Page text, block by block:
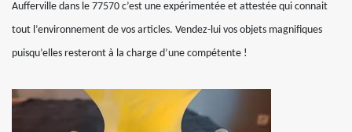
Aufferville dans le 77570 c’est une expérimentée et attestée qui connait
tout l’environnement de vos articles. Vendez-lui vos objets magnifiques
puisqu’elles resteront à la charge d’une compétente !